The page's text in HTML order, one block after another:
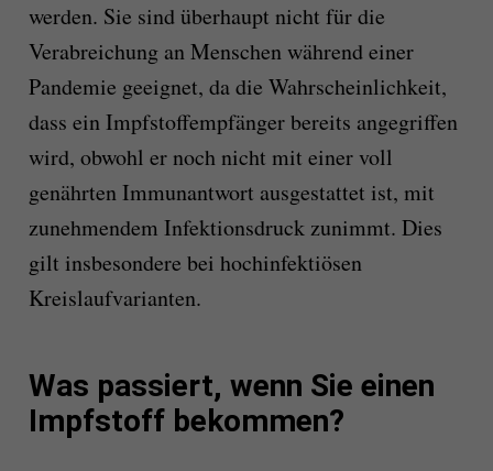
werden. Sie sind überhaupt nicht für die
Verabreichung an Menschen während einer
Pandemie geeignet, da die Wahrscheinlichkeit,
dass ein Impfstoffempfänger bereits angegriffen
wird, obwohl er noch nicht mit einer voll
genährten Immunantwort ausgestattet ist, mit
zunehmendem Infektionsdruck zunimmt. Dies
gilt insbesondere bei hochinfektiösen
Kreislaufvarianten.
Was passiert, wenn Sie einen
Impfstoff bekommen?